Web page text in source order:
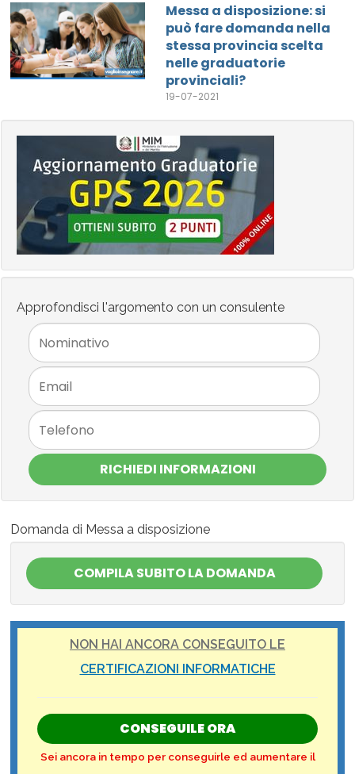
Messa a disposizione: si
può fare domanda nella
stessa provincia scelta
nelle graduatorie
provinciali?
19-07-2021
Approfondisci l'argomento con un consulente
RICHIEDI INFORMAZIONI
Domanda di Messa a disposizione
NON HAI ANCORA CONSEGUITO LE
CERTIFICAZIONI INFORMATICHE
CONSEGUILE ORA
Sei ancora in tempo per conseguirle ed aumentare il